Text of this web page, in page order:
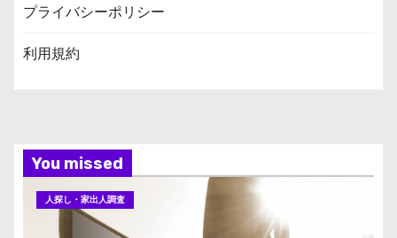
プライバシーポリシー
利用規約
You missed
人探し・家出人調査